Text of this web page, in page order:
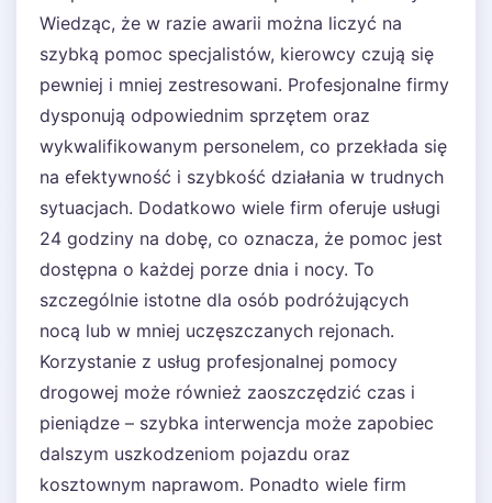
Wiedząc, że w razie awarii można liczyć na
szybką pomoc specjalistów, kierowcy czują się
pewniej i mniej zestresowani. Profesjonalne firmy
dysponują odpowiednim sprzętem oraz
wykwalifikowanym personelem, co przekłada się
na efektywność i szybkość działania w trudnych
sytuacjach. Dodatkowo wiele firm oferuje usługi
24 godziny na dobę, co oznacza, że pomoc jest
dostępna o każdej porze dnia i nocy. To
szczególnie istotne dla osób podróżujących
nocą lub w mniej uczęszczanych rejonach.
Korzystanie z usług profesjonalnej pomocy
drogowej może również zaoszczędzić czas i
pieniądze – szybka interwencja może zapobiec
dalszym uszkodzeniom pojazdu oraz
kosztownym naprawom. Ponadto wiele firm